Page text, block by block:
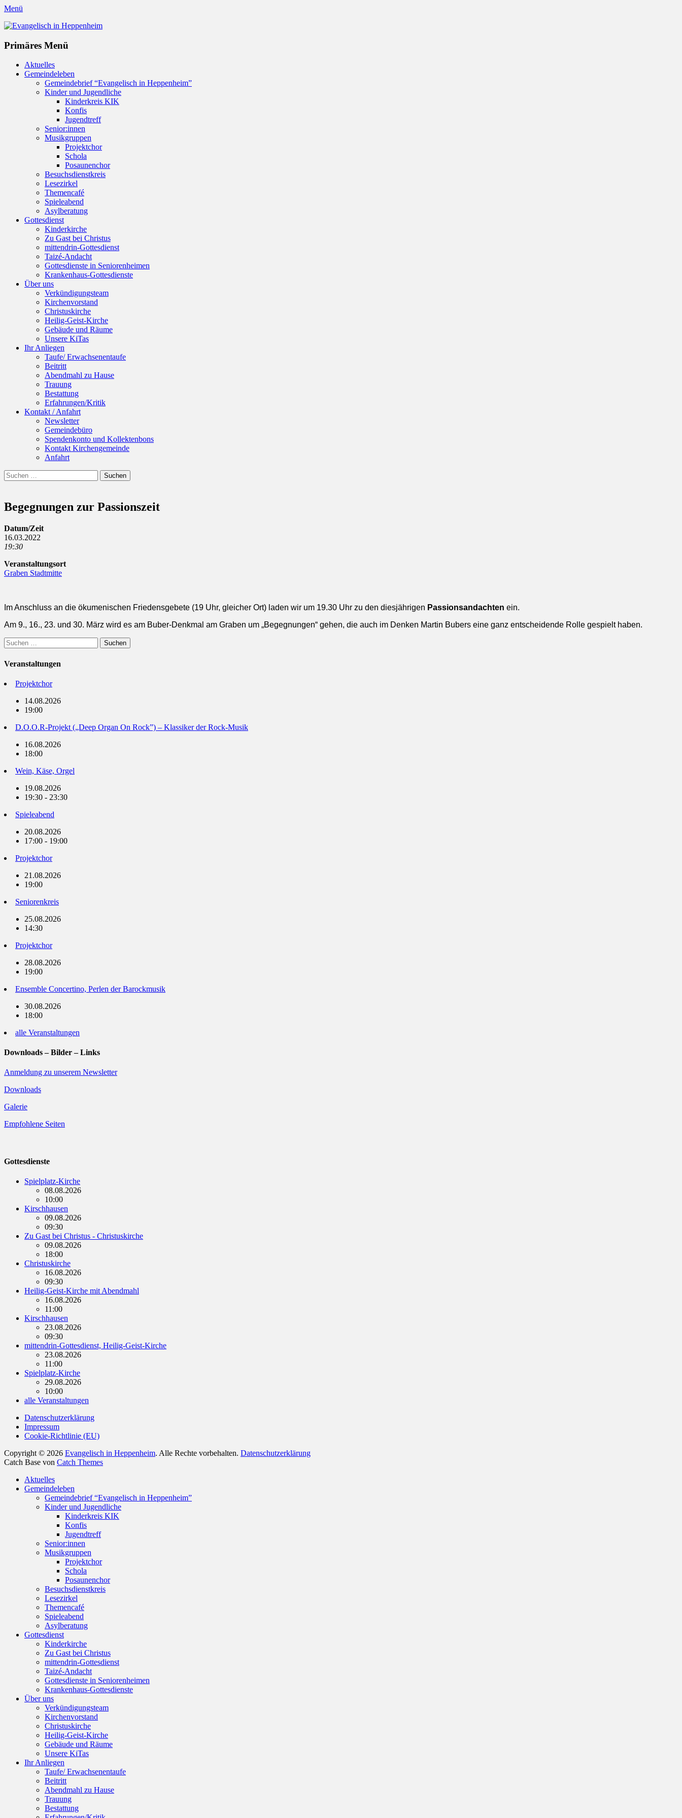
Menü
Evangelisch in Heppenheim
Primäres Menü
Zum
Inhalt
Aktuelles
Gemeindeleben
Gemeindebrief “Evangelisch in Heppenheim”
Kinder und Jugendliche
Kinderkreis KIK
Konfis
Jugendtreff
Senior:innen
Musikgruppen
Projektchor
Schola
Posaunenchor
Besuchsdienstkreis
Lesezirkel
Themencafé
Spieleabend
Asylberatung
Gottesdienst
Kinderkirche
Zu Gast bei Christus
mittendrin-Gottesdienst
Taizé-Andacht
Gottesdienste in Seniorenheimen
Krankenhaus-Gottesdienste
Über uns
Verkündigungsteam
Kirchenvorstand
Christuskirche
Heilig-Geist-Kirche
Gebäude und Räume
Unsere KiTas
Ihr Anliegen
Taufe/ Erwachsenentaufe
Beitritt
Abendmahl zu Hause
Trauung
Bestattung
Erfahrungen/Kritik
Kontakt / Anfahrt
Newsletter
Gemeindebüro
Spendenkonto und Kollektenbons
Kontakt Kirchengemeinde
Anfahrt
Suchen
Suchen
nach:
Begegnungen zur Passionszeit
Datum/Zeit
16.03.2022
19:30
Veranstaltungsort
Graben Stadtmitte
Im Anschluss an die ökumenischen Friedensgebete (19 Uhr, gleicher Ort) laden wir um 19.30 Uhr zu den diesjährigen Passionsandachten ein.
Am 9., 16., 23. und 30. März wird es am Buber-Denkmal am Graben um „Begegnungen“ gehen, die auch im Denken Martin Bubers eine ganz entscheidende Rolle gespielt haben.
Suchen
nach:
Veranstaltungen
Projektchor
14.08.2026
19:00
D.O.O.R-Projekt („Deep Organ On Rock”) – Klassiker der Rock-Musik
16.08.2026
18:00
Wein, Käse, Orgel
19.08.2026
19:30 - 23:30
Spieleabend
20.08.2026
17:00 - 19:00
Projektchor
21.08.2026
19:00
Seniorenkreis
25.08.2026
14:30
Projektchor
28.08.2026
19:00
Ensemble Concertino, Perlen der Barockmusik
30.08.2026
18:00
alle Veranstaltungen
Downloads – Bilder – Links
Anmeldung zu unserem Newsletter
Downloads
Galerie
Empfohlene Seiten
Gottesdienste
Spielplatz-Kirche
08.08.2026
10:00
Kirschhausen
09.08.2026
09:30
Zu Gast bei Christus - Christuskirche
09.08.2026
18:00
Christuskirche
16.08.2026
09:30
Heilig-Geist-Kirche mit Abendmahl
16.08.2026
11:00
Kirschhausen
23.08.2026
09:30
mittendrin-Gottesdienst, Heilig-Geist-Kirche
23.08.2026
11:00
Spielplatz-Kirche
29.08.2026
10:00
alle Veranstaltungen
Datenschutzerklärung
Impressum
Cookie-Richtlinie (EU)
Copyright © 2026 Evangelisch in Heppenheim. Alle Rechte vorbehalten. Datenschutzerklärung
Catch Base von Catch Themes
oben
scrollen
Aktuelles
Gemeindeleben
Gemeindebrief “Evangelisch in Heppenheim”
Kinder und Jugendliche
Kinderkreis KIK
Konfis
Jugendtreff
Senior:innen
Musikgruppen
Projektchor
Schola
Posaunenchor
Besuchsdienstkreis
Lesezirkel
Themencafé
Spieleabend
Asylberatung
Gottesdienst
Kinderkirche
Zu Gast bei Christus
mittendrin-Gottesdienst
Taizé-Andacht
Gottesdienste in Seniorenheimen
Krankenhaus-Gottesdienste
Über uns
Verkündigungsteam
Kirchenvorstand
Christuskirche
Heilig-Geist-Kirche
Gebäude und Räume
Unsere KiTas
Ihr Anliegen
Taufe/ Erwachsenentaufe
Beitritt
Abendmahl zu Hause
Trauung
Bestattung